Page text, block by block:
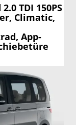
TDI 150PS
Climatic,
App-